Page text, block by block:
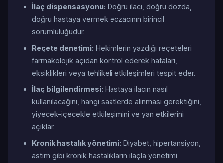
İlaç dispensasyonu: Doğru ilacı, doğru dozda,
doğru hastaya vermek eczacının birincil
sorumluluğudur.
Reçete denetimi: Hekimlerin yazdığı reçeteleri
farmakolojik açıdan kontrol ederek hataları,
eksiklikleri veya tehlikeli etkileşimleri tespit eder.
İlaç bilgilendirmesi: Hastaya ilacın nasıl
kullanılacağını, hangi saatlerde alınması gerektiğini,
yiyecek-içecekle etkileşimini ve yan etkilerini
açıklar.
Kronik hastalık yönetimi: Diyabet, hipertansiyon,
astım gibi kronik hastalıkların ilaçla yönetimi